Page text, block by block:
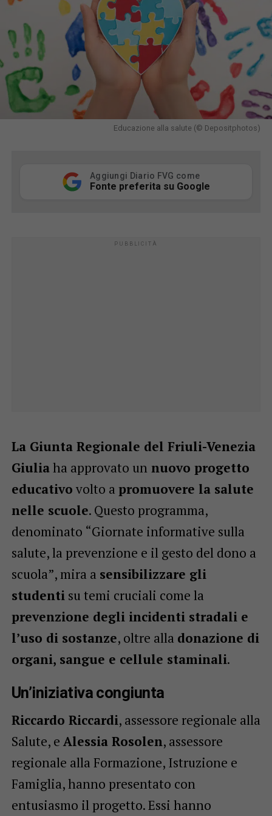
Educazione alla salute (© Depositphotos)
Aggiungi Diario FVG come
Fonte preferita su Google
La Giunta Regionale del Friuli-Venezia
Giuliaha approvato unnuovo progetto
educativo volto a promuovere la salute
nelle scuole. Questo programma,
denominato “Giornate informative sulla
salute, la prevenzione e il gesto del dono a
scuola”, mira a sensibilizzare gli
studentisu temi cruciali come la
prevenzione degli incidenti stradali e
l’uso di sostanze, oltre alla donazione di
organi, sangue e cellule staminali.
Un’iniziativa congiunta
Riccardo Riccardi, assessore regionale alla
Salute, e Alessia Rosolen, assessore
regionale alla Formazione, Istruzione e
Famiglia, hanno presentato con
entusiasmo il progetto. Essi hanno